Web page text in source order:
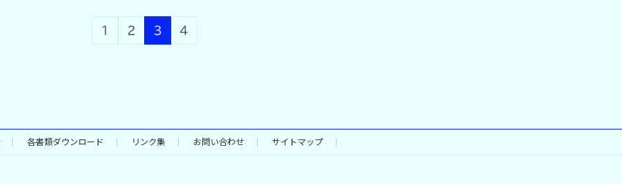
1 2 3 4
各書類ダウンロード リンク集 お問い合わせ サイトマップ